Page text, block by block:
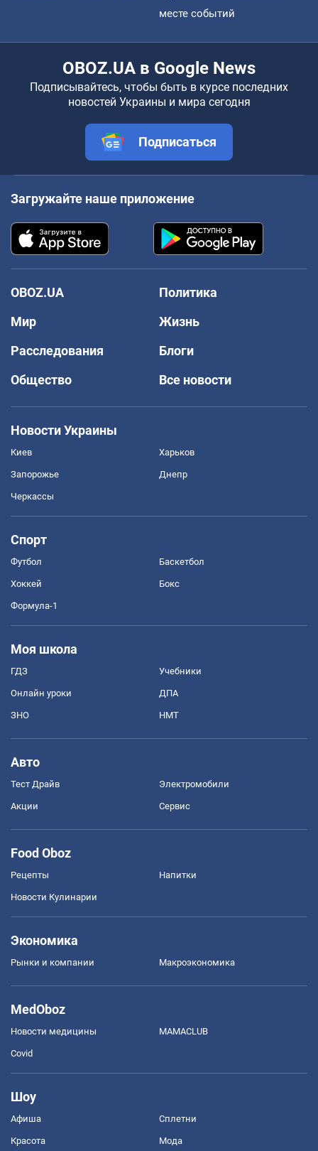
месте событий
OBOZ.UA в Google News
Подписывайтесь, чтобы быть в курсе последних
новостей Украины и мира сегодня
Подписаться
Загружайте наше приложение
OBOZ.UA
Политика
Мир
Жизнь
Расследования
Блоги
Общество
Все новости
Новости Украины
Киев Харьков
Запорожье Днепр
Черкассы
Спорт
Футбол Баскетбол
Хоккей Бокс
Формула-1
Моя школа
ГДЗ Учебники
Онлайн уроки ДПА
ЗНО НМТ
Авто
Тест Драйв Электромобили
Акции Сервис
Food Oboz
Рецепты Напитки
Новости Кулинарии
Экономика
Рынки и компании Mакроэкономика
MedOboz
Новости медицины MAMACLUB
Covid
Шоу
Афиша Сплетни
Красота Мода